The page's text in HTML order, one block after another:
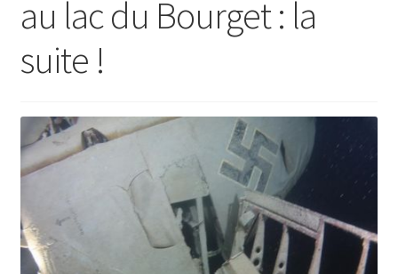
Actualités
Contactez-nous
au lac du Bourget : la
suite !